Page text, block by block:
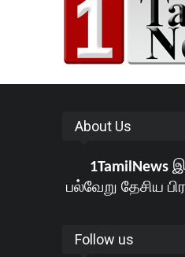
About Us
1TamilNews
பல்வேறு தேசிய
Follow us